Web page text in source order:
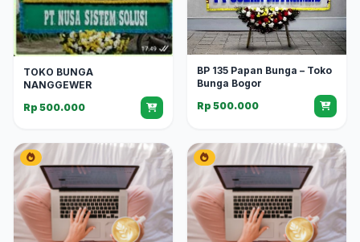
TOKO BUNGA
NANGGEWER
Rp 500.000
BP 135 Papan Bunga – Toko
Bunga Bogor
Rp 500.000